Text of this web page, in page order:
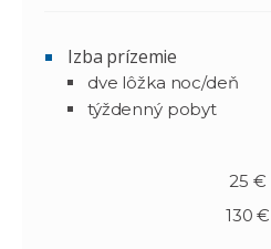
Izba prízemie
dve lôžka noc/deň
týždenný pobyt
25 €
130 €